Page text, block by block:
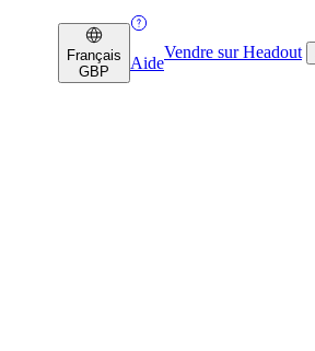
Français
GBP
Aide
Vendre sur Headout